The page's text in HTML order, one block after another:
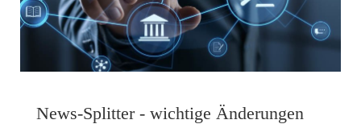
News-Splitter - wichtige Änderungen